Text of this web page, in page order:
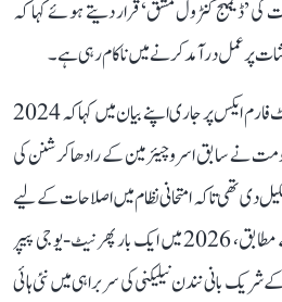
کی ’ڈیمیج کنٹرول مشق‘ قرار دیتے ہوئے کہا کہ
پر عمل درآمد کرنے میں ناکام رہی ہے۔
جے رام رمیش نے سوشل میڈیا پلیٹ فارم ایکس پر جاری اپنے بیان میں کہا کہ 2024
نے سابق اسرو چیئرمین کے رادھاکرشنن کی
دی تھی تاکہ امتحانی نظام میں اصلاحات کے لیے
سفارشات پیش کی جا سکیں۔ ان کے مطابق، 2026 میں ایک بار پھر نیٹ-یو جی پیپر
بانی نندن نیلیکنی کی سربراہی میں نئی ہائی